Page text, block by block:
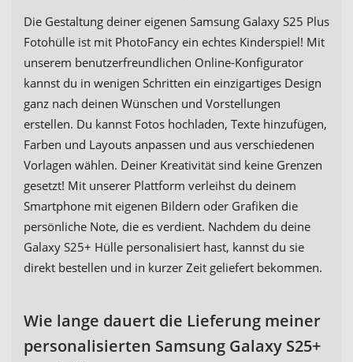
Die Gestaltung deiner eigenen Samsung Galaxy S25 Plus
Fotohülle ist mit PhotoFancy ein echtes Kinderspiel! Mit
unserem benutzerfreundlichen Online-Konfigurator
kannst du in wenigen Schritten ein einzigartiges Design
ganz nach deinen Wünschen und Vorstellungen
erstellen. Du kannst Fotos hochladen, Texte hinzufügen,
Farben und Layouts anpassen und aus verschiedenen
Vorlagen wählen. Deiner Kreativität sind keine Grenzen
gesetzt! Mit unserer Plattform verleihst du deinem
Smartphone mit eigenen Bildern oder Grafiken die
persönliche Note, die es verdient. Nachdem du deine
Galaxy S25+ Hülle personalisiert hast, kannst du sie
direkt bestellen und in kurzer Zeit geliefert bekommen.
Wie lange dauert die Lieferung meiner
personalisierten Samsung Galaxy S25+